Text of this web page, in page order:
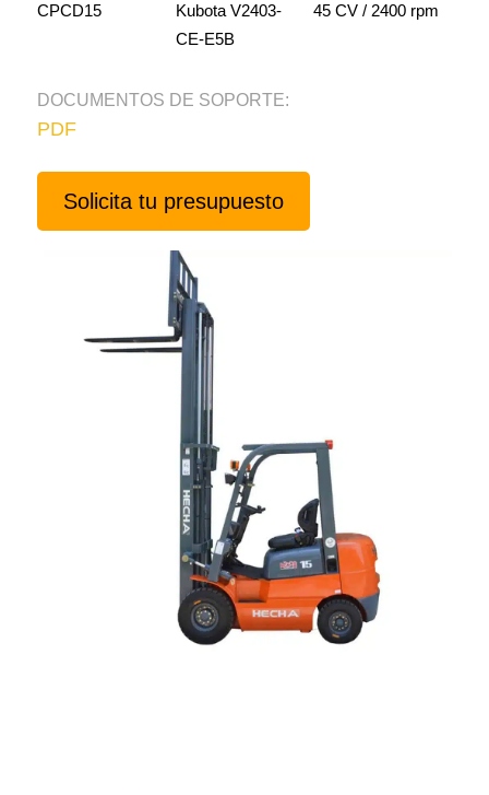
CPCD15
Kubota V2403-
CE-E5B
45 CV / 2400 rpm
DOCUMENTOS DE SOPORTE:
PDF
Solicita tu presupuesto